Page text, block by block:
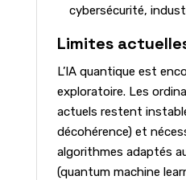
cybersécurité,
Limites
L’IA quantique est
exploratoire. Les
actuels restent
décohérence) et
algorithmes adaptés
(quantum machine